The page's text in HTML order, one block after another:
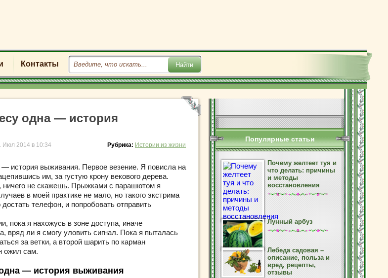
Контакты
одна — история
Июл 2014 в 10:34 Рубрика: Истории из жизни
история выживания. Первое везение. Я повисла на
им, за густую крону векового дерева.
не скажешь. Прыжками с парашютом я
в моей практике не мало, но такого экстрима
телефон, и попробовать отправить
пока я нахожусь в зоне доступа, иначе
вряд ли я смогу уловить сигнал. Пока я пыталась
за ветки, а второй шарить по карман
ожил сам.
— история выживания
Популярные статьи
Почему желтеет туя и
что делать: причины
и методы
восстановления
Лунный арбуз
Лебеда садовая –
описание, польза и
вред, рецепты,
отзывы